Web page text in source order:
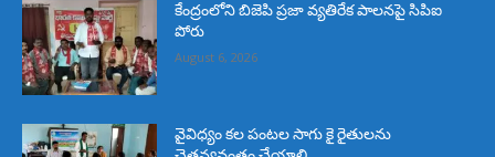
కేంద్రంలోని బిజెపి ప్రజా వ్యతిరేక పాలనపై సిపిఐ
పోరు
August 6, 2026
వైవిధ్యం కల పంటల సాగు కై రైతులను